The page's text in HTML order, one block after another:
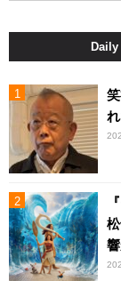
Daily